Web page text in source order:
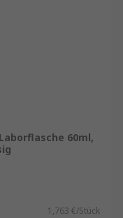
60ml,
1,763 €/Stück